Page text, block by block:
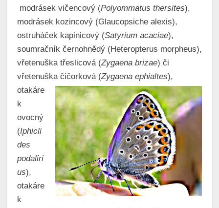
modrásek vičencový (Polyommatus thersites),
modrásek kozincový (Glaucopsiche alexis),
ostruháček kapinicový (Satyrium acaciae),
soumračník černohnědý (Heteropterus morpheus),
vřetenuška třeslicová (Zygaena brizae) či
vřetenuška čičorková (Zygaena ephialtes),
otakáre
k
ovocný
(Iphicli
des
podaliri
us),
otakáre
k